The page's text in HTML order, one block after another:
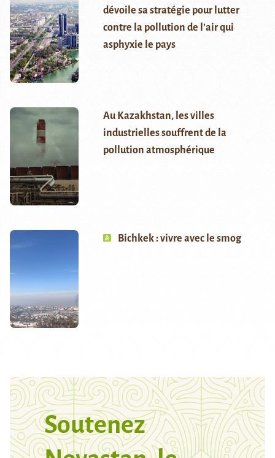
dévoile sa stratégie pour lutter
contre la pollution de l’air qui
asphyxie le pays
Au Kazakhstan, les villes
industrielles souffrent de la
pollution atmosphérique
Bichkek : vivre avec le smog
Soutenez